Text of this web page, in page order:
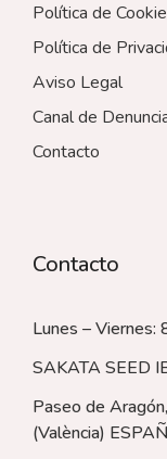
Política de
Política de
Aviso Legal
Canal de
Contacto
Contacto
Lunes –
SAKATA SEED
Paseo de
(València)